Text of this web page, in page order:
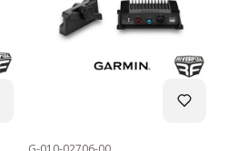
Kod produktu